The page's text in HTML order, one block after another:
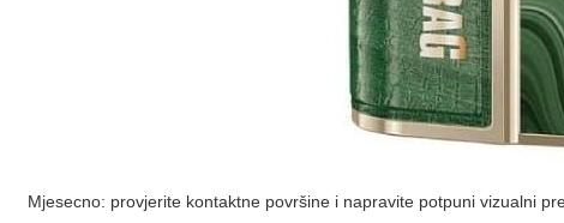
Mjesecno: provjerite kontaktne površine i napravite potpuni vizualni